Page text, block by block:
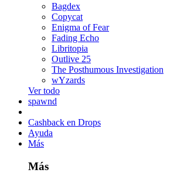
Bagdex
Copycat
Enigma of Fear
Fading Echo
Libritopia
Outlive 25
The Posthumous Investigation
wYzards
Ver todo
spawnd
Cashback en Drops
Ayuda
Más
Más